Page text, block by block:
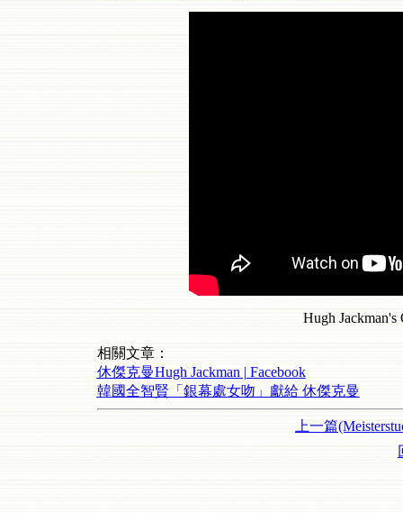
Hugh Jackman's
相關文章：
休傑克曼Hugh Jackman | Facebook
韓國全智賢「銀幕處女吻」獻給 休傑克曼
上一篇